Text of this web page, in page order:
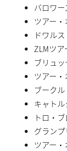
バロワ
ツアー
ドワル
ZLMツア
ブリュ
ツアー
ブーク
キャト
トロ・
グラン
ツアー